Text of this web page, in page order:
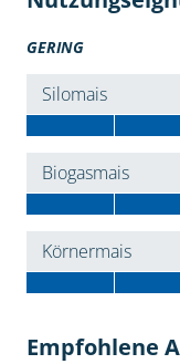
GERING
Silomais
Biogasmais
Körnermais
Empfohlene